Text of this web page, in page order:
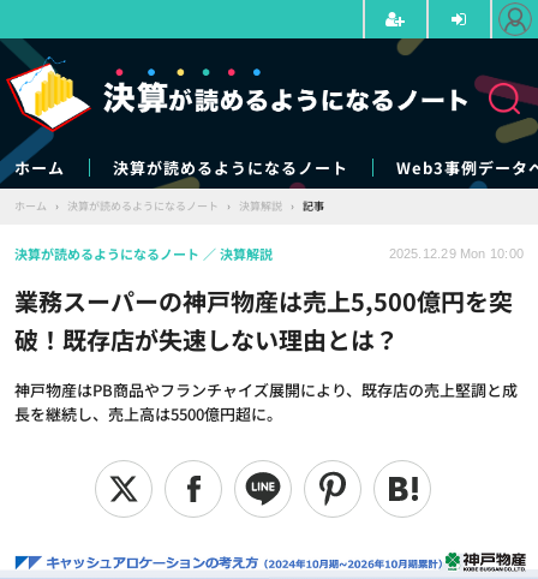
ホーム 決算が読めるようになるノート Web3事例データ
ホーム › 決算が読めるようになるノート › 決算解説 › 記事
業務スーパーの神戸物産は売上5,500億円を突
破！既存店が失速しない理由とは？
神戸物産はPB商品やフランチャイズ展開により、既存店の売上堅調と成
長を継続し、売上高は5500億円超に。
決算が読めるようになるノート 決算解説 2025.12.29 Mon 10:00